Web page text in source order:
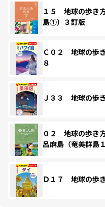
１５ 地球の歩
島①）３訂版
Ｃ０２ 地球の歩
８
Ｊ３３ 地球の歩
０２ 地球の歩
呂麻島（奄美群島
Ｄ１７ 地球の歩